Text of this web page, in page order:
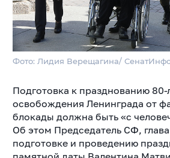
Фото: Лидия Верещагина/
Подготовка к празднованию 80-
освобождения Ленинграда от
блокады должна быть «с
Об этом Председатель СФ,
подготовке и проведению